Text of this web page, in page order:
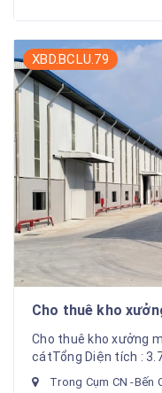
XBD.BCLU.79
Cho thuê kho
bến cát , giá :
Cho thuê kho xưởng
cátTổng Diện tích :
3.300m2Nhà Vệ Sinh + VP 300m2
Trong Cụm CN -Bến